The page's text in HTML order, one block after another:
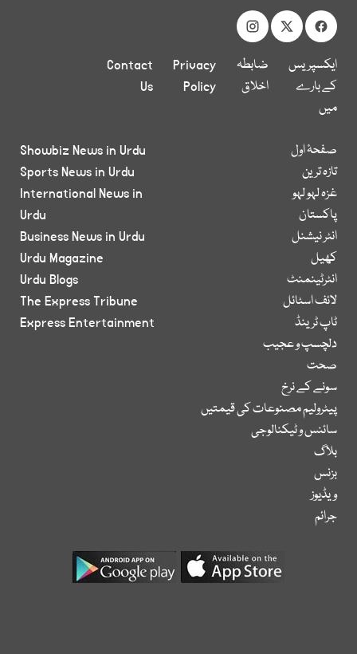
ایکسپریس
کے بارے
میں
ضابطہ
اخلاق
Privacy
Policy
Contact
Us
صفحۂ اول
تازہ ترین
غزہ لہو لہو
پاکستان
انٹر نیشنل
کھیل
انٹرٹینمنٹ
لائف اسٹائل
ٹاپ ٹرینڈ
دلچسپ و عجیب
صحت
سونے کے نرخ
پیٹرولیم مصنوعات کی قیمتیں
سائنس و ٹیکنالوجی
بلاگ
بزنس
ویڈیوز
جرائم
Showbiz News in Urdu
Sports News in Urdu
International News in
Urdu
Business News in Urdu
Urdu Magazine
Urdu Blogs
The Express Tribune
Express Entertainment